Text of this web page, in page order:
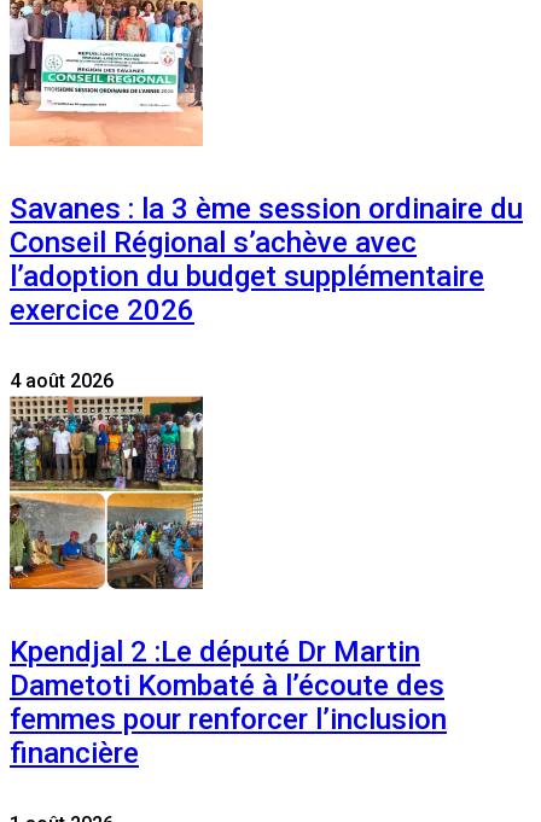
Savanes : la 3 ème session ordinaire du
Conseil Régional s’achève avec
l’adoption du budget supplémentaire
exercice 2026
4 août 2026
Kpendjal 2 :Le député Dr Martin
Dametoti Kombaté à l’écoute des
femmes pour renforcer l’inclusion
financière